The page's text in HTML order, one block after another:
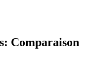
Comparaison